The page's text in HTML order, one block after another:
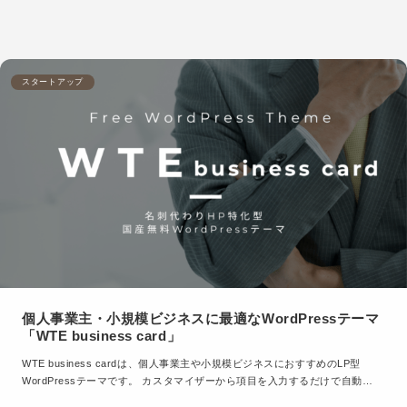
スタートアップ
個人事業主・小規模ビジネスに最適なWordPressテーマ
「WTE business card」
WTE business cardは、個人事業主や小規模ビジネスにおすすめのLP型
WordPressテーマです。 カスタマイザーから項目を入力するだけで自動…